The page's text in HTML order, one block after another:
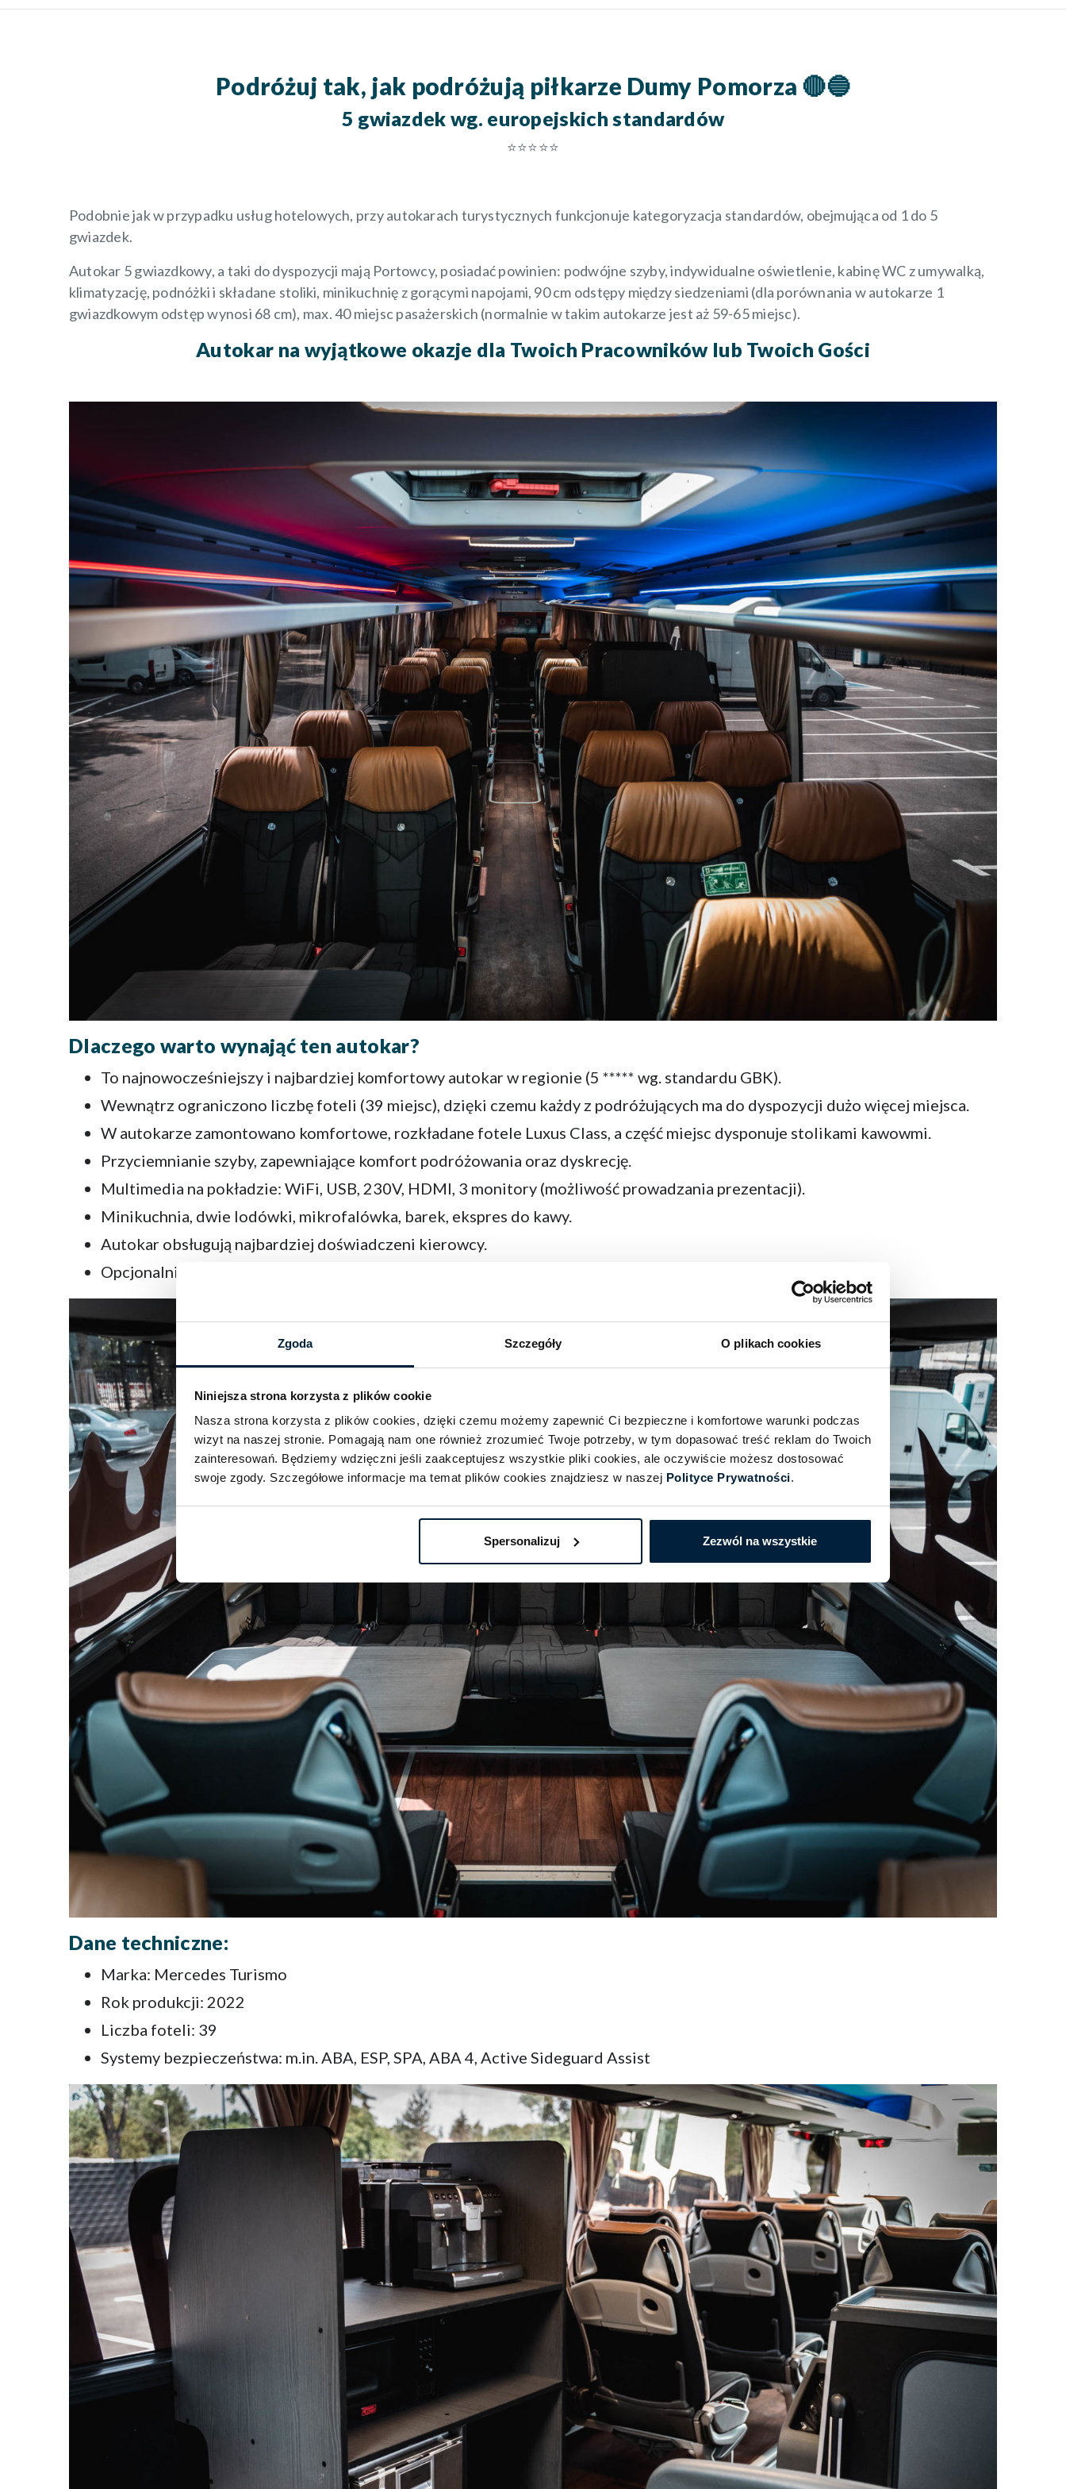
Zgoda Szczegóły O plikach cookies
Niniejsza strona korzysta z plików cookie
Nasza strona korzysta z plików cookies, dzięki czemu możemy zapewnić Ci bezpieczne i komfortowe warunki podczas
wizyt na naszej stronie. Pomagają nam one również zrozumieć Twoje potrzeby, w tym dopasować treść reklam do Twoich
zainteresowań. Będziemy wdzięczni jeśli zaakceptujesz wszystkie pliki cookies, ale oczywiście możesz dostosować
swoje zgody. Szczegółowe informacje ma temat plików cookies znajdziesz w naszej Polityce Prywatności.
Spersonalizuj Zezwól na wszystkie
Podróżuj tak, jak podróżują piłkarze Dumy Pomorza 🔴🔵
5 gwiazdek wg. europejskich standardów
⭐️⭐️⭐️⭐️⭐️
Podobnie jak w przypadku usług hotelowych, przy autokarach turystycznych funkcjonuje kategoryzacja standardów, obejmująca od 1 do 5
gwiazdek.
Autokar 5 gwiazdkowy, a taki do dyspozycji mają Portowcy, posiadać powinien: podwójne szyby, indywidualne oświetlenie, kabinę WC z umywalką,
klimatyzację, podnóżki i składane stoliki, minikuchnię z gorącymi napojami, 90 cm odstępy między siedzeniami (dla porównania w autokarze 1
gwiazdkowym odstęp wynosi 68 cm), max. 40 miejsc pasażerskich (normalnie w takim autokarze jest aż 59-65 miejsc).
Autokar na wyjątkowe okazje dla Twoich Pracowników lub Twoich Gości
Dlaczego warto wynająć ten autokar?
To najnowocześniejszy i najbardziej komfortowy autokar w regionie (5 ***** wg. standardu GBK).
Wewnątrz ograniczono liczbę foteli (39 miejsc), dzięki czemu każdy z podróżujących ma do dyspozycji dużo więcej miejsca.
W autokarze zamontowano komfortowe, rozkładane fotele Luxus Class, a część miejsc dysponuje stolikami kawowmi.
Przyciemnianie szyby, zapewniające komfort podróżowania oraz dyskrecję.
Multimedia na pokładzie: WiFi, USB, 230V, HDMI, 3 monitory (możliwość prowadzania prezentacji).
Minikuchnia, dwie lodówki, mikrofalówka, barek, ekspres do kawy.
Autokar obsługują najbardziej doświadczeni kierowcy.
Opcjonalnie można zamówić: catering, zimne napoje, prasę.
Dane techniczne:
Marka: Mercedes Turismo
Rok produkcji: 2022
Liczba foteli: 39
Systemy bezpieczeństwa: m.in. ABA, ESP, SPA, ABA 4, Active Sideguard Assist